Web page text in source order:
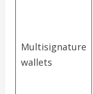
Multisignature
wallets